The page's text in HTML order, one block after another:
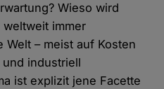
Wieso wird
immer
Welt – meist auf Kosten
und industriell
ist explizit jene Facette